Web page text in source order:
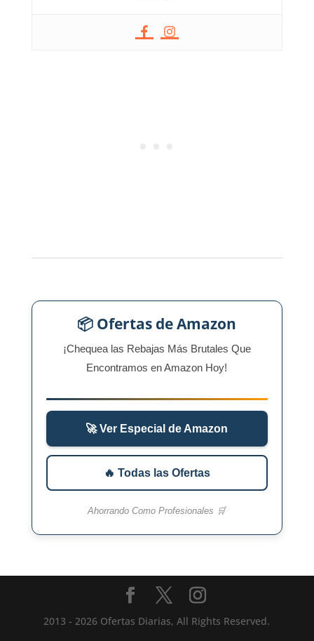
📦 Ofertas de Amazon
¡Chequea las Rebajas Más Brutales Que
Encontramos en Amazon Hoy!
🚀 Ver Especial de Amazon
🔥 Todas las Ofertas
Ahorrando Como Profesionales 🛒
2013 - 2026 Ofertas Diarias, All Rights Reserved.